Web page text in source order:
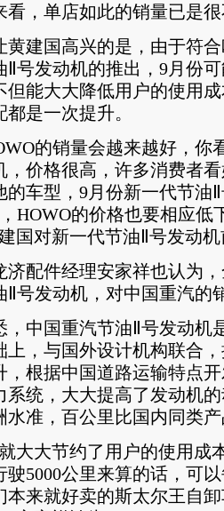
看，单店如此的销量已是
国高兴的是，由于符合
Ⅱ号发动机的推出，9月份
但能大大降低用户的使用
都是一次提升。
的销量会越来越好，你
，价格很高，许多消费者
的车型，9月份新一代节油
HOWO的价格也要相应低
国对新一代节油Ⅱ号发动
件经理安家祥也认为，
Ⅱ号发动机，对中国重汽的
国重汽节油Ⅱ号发动机
上，与国外设计机构联合
，根据中国道路运输特点
系统，大大提高了发动机
水准，百公里比国内同类
大节约了用户的使用成
驶5000公里来算的话，可
本来就好卖的斯太尔王自